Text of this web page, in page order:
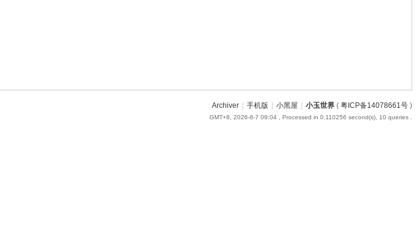
Archiver 手机版 小黑屋 小玉世界( 粤ICP备14078661号)
GMT+8, 2026-8-7 09:04, Processed in 0.110256 second(s), 10 queries .